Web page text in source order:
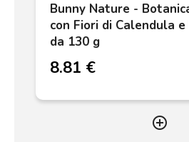
Bunny Nature -
con Fiori di Calendula e
da 130 g
8.81 €
add_circle_outline